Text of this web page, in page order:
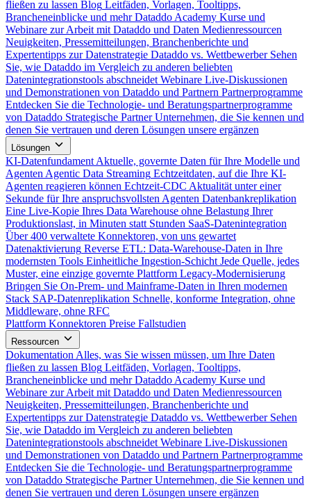
fließen zu lassen Blog Leitfäden, Vorlagen, Tooltipps,
Brancheneinblicke und mehr Dataddo Academy Kurse und
Webinare zur Arbeit mit Dataddo und Daten Medienressourcen
Neuigkeiten, Pressemitteilungen, Branchenberichte und
Expertentipps zur Datenstrategie Dataddo vs. Wettbewerber Sehen
Sie, wie Dataddo im Vergleich zu anderen beliebten
Datenintegrationstools abschneidet Webinare Live-Diskussionen
und Demonstrationen von Dataddo und Partnern Partnerprogramme
Entdecken Sie die Technologie- und Beratungspartnerprogramme
von Dataddo Strategische Partner Unternehmen, die Sie kennen und
denen Sie vertrauen und deren Lösungen unsere ergänzen
Lösungen
KI-Datenfundament Aktuelle, governte Daten für Ihre Modelle und
Agenten Agentic Data Streaming Echtzeitdaten, auf die Ihre KI-
Agenten reagieren können Echtzeit-CDC Aktualität unter einer
Sekunde für Ihre anspruchsvollsten Agenten Datenbankreplikation
Eine Live-Kopie Ihres Data Warehouse ohne Belastung Ihrer
Produktionslast, in Minuten statt Stunden SaaS-Datenintegration
Über 400 verwaltete Konnektoren, von uns gewartet
Datenaktivierung Reverse ETL: Data-Warehouse-Daten in Ihre
modernsten Tools Einheitliche Ingestion-Schicht Jede Quelle, jedes
Muster, eine einzige governte Plattform Legacy-Modernisierung
Bringen Sie On-Prem- und Mainframe-Daten in Ihren modernen
Stack SAP-Datenreplikation Schnelle, konforme Integration, ohne
Middleware, ohne RFC
Plattform Konnektoren Preise Fallstudien
Ressourcen
Dokumentation Alles, was Sie wissen müssen, um Ihre Daten
fließen zu lassen Blog Leitfäden, Vorlagen, Tooltipps,
Brancheneinblicke und mehr Dataddo Academy Kurse und
Webinare zur Arbeit mit Dataddo und Daten Medienressourcen
Neuigkeiten, Pressemitteilungen, Branchenberichte und
Expertentipps zur Datenstrategie Dataddo vs. Wettbewerber Sehen
Sie, wie Dataddo im Vergleich zu anderen beliebten
Datenintegrationstools abschneidet Webinare Live-Diskussionen
und Demonstrationen von Dataddo und Partnern Partnerprogramme
Entdecken Sie die Technologie- und Beratungspartnerprogramme
von Dataddo Strategische Partner Unternehmen, die Sie kennen und
denen Sie vertrauen und deren Lösungen unsere ergänzen